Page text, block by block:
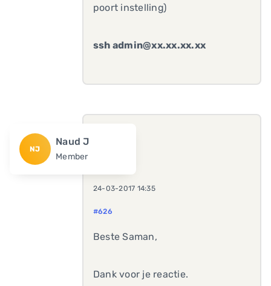
poort instelling)
ssh admin@xx.xx.xx.xx
NJ
Naud J
Member
24-03-2017 14:35
#626
Beste Saman,
Dank voor je reactie.